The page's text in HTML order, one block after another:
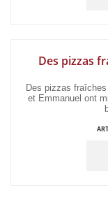
Des pizzas
Des pizzas
et Emmanuel ont